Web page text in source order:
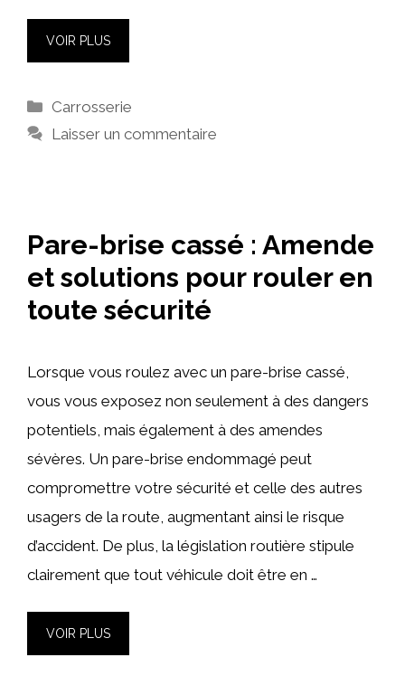
VOIR PLUS
Catégories
Carrosserie
Laisser un commentaire
Pare-brise cassé : Amende
et solutions pour rouler en
toute sécurité
Lorsque vous roulez avec un pare-brise cassé,
vous vous exposez non seulement à des dangers
potentiels, mais également à des amendes
sévères. Un pare-brise endommagé peut
compromettre votre sécurité et celle des autres
usagers de la route, augmentant ainsi le risque
d’accident. De plus, la législation routière stipule
clairement que tout véhicule doit être en …
VOIR PLUS